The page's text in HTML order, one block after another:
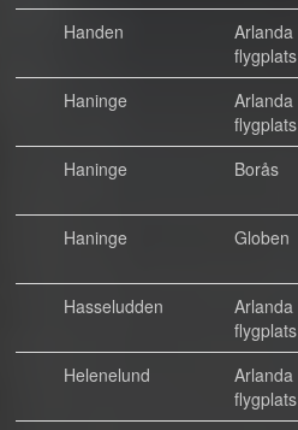
Handen
Arlanda
flygplats
Haninge
Arlanda
flygplats
Haninge
Borås
Haninge
Globen
Hasseludden
Arlanda
flygplats
Helenelund
Arlanda
flygplats